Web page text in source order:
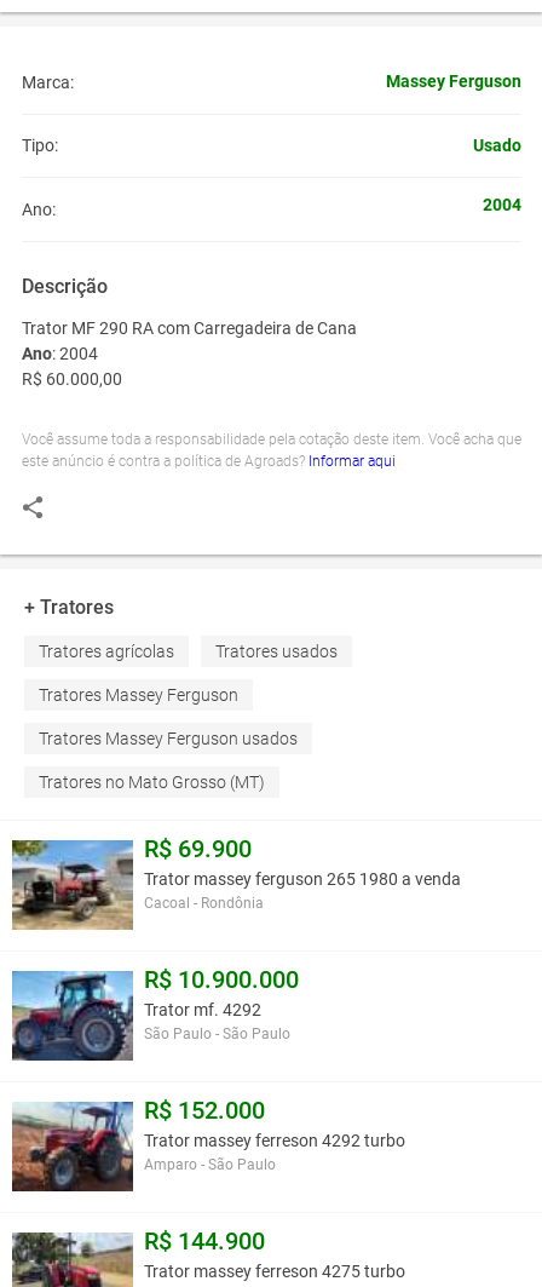
Marca: Massey Ferguson
Tipo: Usado
Ano: 2004
Descrição
Trator MF 290 RA com Carregadeira de Cana
Ano: 2004
R$ 60.000,00
Você assume toda a responsabilidade pela cotação deste item. Você acha que
este anúncio é contra a política de Agroads? Informar aqui
+ Tratores
Tratores agrícolas Tratores usados
Tratores Massey Ferguson
Tratores Massey Ferguson usados
Tratores no Mato Grosso (MT)
R$ 69.900
Trator massey ferguson 265 1980 a venda
Cacoal - Rondônia
R$ 10.900.000
Trator mf. 4292
São Paulo - São Paulo
R$ 152.000
Trator massey ferreson 4292 turbo
Amparo - São Paulo
R$ 144.900
Trator massey ferreson 4275 turbo